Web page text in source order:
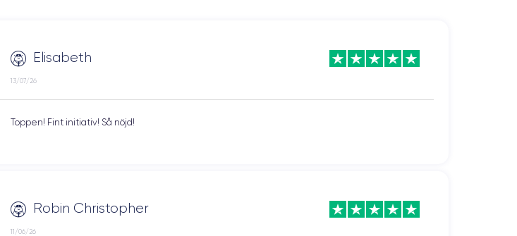
Elisabeth
13/07/26
Toppen! Fint initiativ! Så nöjd!
Robin Christopher
11/06/26